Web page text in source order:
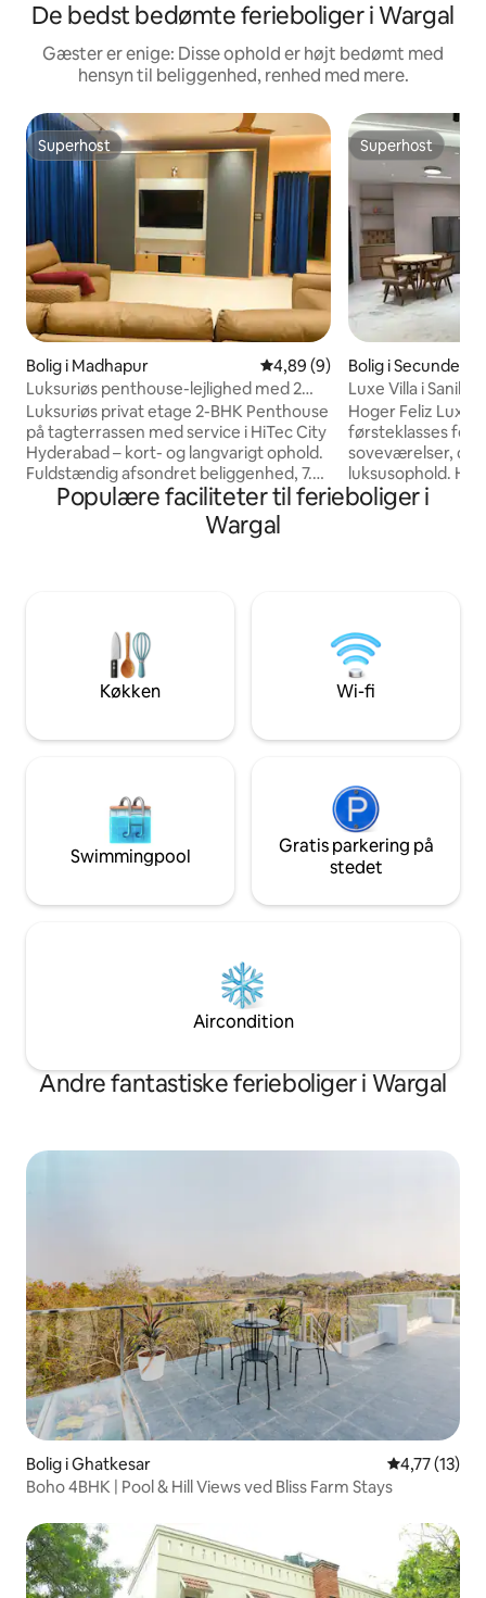
De bedst bedømte ferieboliger i Wargal
Gæster er enige: Disse ophold er højt bedømt med
hensyn til beliggenhed, renhed med mere.
Superhost
Superhost
Bolig i Madhapur 4,89 ud af 5 i gennemsnitlig
4,89 (9)
Luksuriøs penthouse-lejlighed med 2
soveværelser – HiTech City, Hyderabad
Luksuriøs privat etage 2-BHK Penthouse
på tagterrassen med service i HiTec City
Hyderabad – kort- og langvarigt ophold.
Fuldstændig afsondret beliggenhed, 7.
etage kun til dig, vender mod øst, ingen
naboer i sigte. Moderne interiør med to
soveværelser, elegant belysning, stilfuld
Beliggende i nærheden af Hitech City,
Jubilee Hills og Gachibowli. Ideel til
hjemmearbejde, længerevarende
ophold eller smutture. Book din
Superhost
Superhost
Bolig i
Luxe Villa i
Hoger Feliz Luxe
førsteklasses
soveværelser,
luksusophold.
tilhørende toilet,
privatliv. Den
oplevelse under
Luxe Villa er
og blander
faciliteter for et
Populære faciliteter til ferieboliger i
Wargal
Køkken Wi-fi
Swimmingpool
Gratis parkering på
stedet
Aircondition
Andre fantastiske ferieboliger i Wargal
Bolig i Ghatkesar 4,77 ud af 5
4,77 (13)
Boho 4BHK | Pool & Hill Views ved Bliss Farm Stays